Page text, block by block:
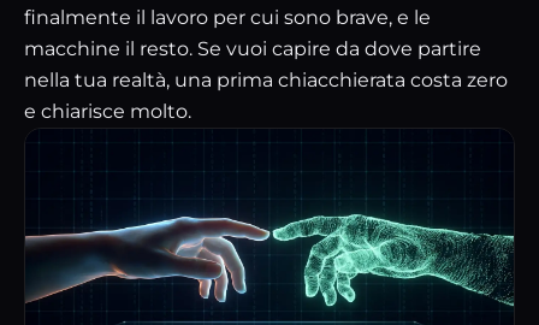
finalmente il lavoro per cui sono brave, e le
macchine il resto. Se vuoi capire da dove partire
nella tua realtà, una prima chiacchierata costa zero
e chiarisce molto.